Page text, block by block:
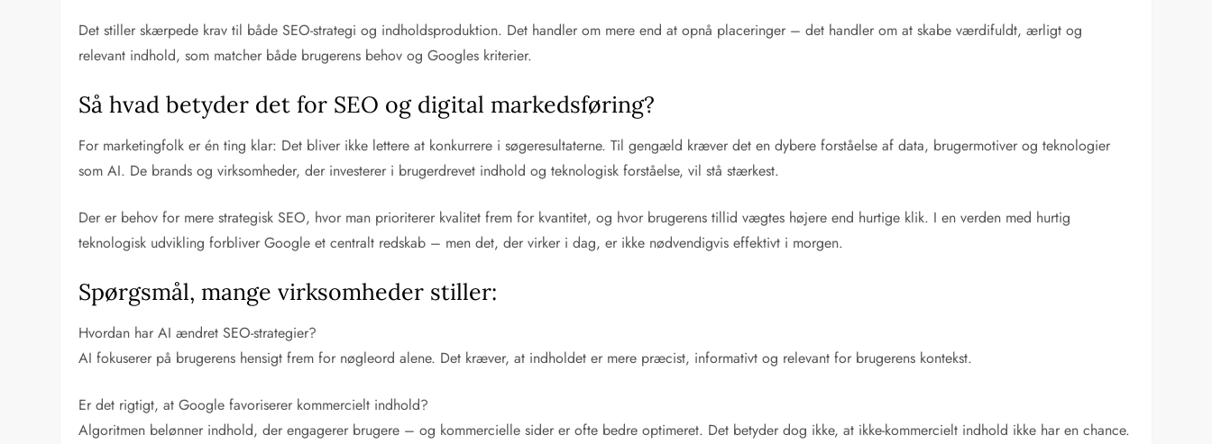
Det stiller skærpede krav til både SEO-strategi og indholdsproduktion. Det handler om mere end at opnå placeringer – det handler om at skabe værdifuldt, ærligt og
relevant indhold, som matcher både brugerens behov og Googles kriterier.
Så hvad betyder det for SEO og digital markedsføring?
For marketingfolk er én ting klar: Det bliver ikke lettere at konkurrere i søgeresultaterne. Til gengæld kræver det en dybere forståelse af data, brugermotiver og teknologier
som AI. De brands og virksomheder, der investerer i brugerdrevet indhold og teknologisk forståelse, vil stå stærkest.
Der er behov for mere strategisk SEO, hvor man prioriterer kvalitet frem for kvantitet, og hvor brugerens tillid vægtes højere end hurtige klik. I en verden med hurtig
teknologisk udvikling forbliver Google et centralt redskab – men det, der virker i dag, er ikke nødvendigvis effektivt i morgen.
Spørgsmål, mange virksomheder stiller:
Hvordan har AI ændret SEO-strategier?
AI fokuserer på brugerens hensigt frem for nøgleord alene. Det kræver, at indholdet er mere præcist, informativt og relevant for brugerens kontekst.
Er det rigtigt, at Google favoriserer kommercielt indhold?
Algoritmen belønner indhold, der engagerer brugere – og kommercielle sider er ofte bedre optimeret. Det betyder dog ikke, at ikke-kommercielt indhold ikke har en chance.